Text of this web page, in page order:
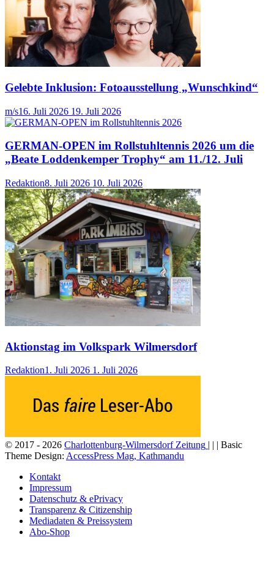
Gelebte Inklusion: Fotoausstellung „Wunschkind“
m/s16. Juli 2026 19. Juli 2026
GERMAN-OPEN im Rollstuhltennis 2026 um die
„Beate Loddenkemper Trophy“ am 11./12. Juli
Redaktion8. Juli 2026 10. Juli 2026
Aktionstag im Volkspark Wilmersdorf
Redaktion1. Juli 2026 1. Juli 2026
© 2017 - 2026 Charlottenburg-Wilmersdorf Zeitung | | | Basic
Theme Design: AccessPress Mag, Kathmandu
Kontakt
Impressum
Datenschutz & ePrivacy
Transparenz & Citizenship
Mediadaten & Preissystem
Abo-Shop